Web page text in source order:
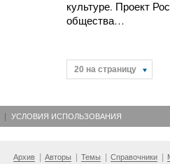
культуре. Проект
общества…
20 на страницу
УСЛОВИЯ ИСПОЛЬЗОВАНИЯ
Архив Авторы Темы Справочники